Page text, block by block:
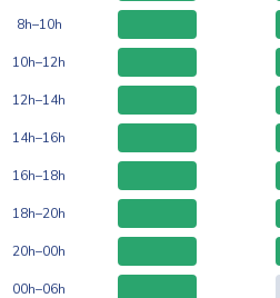
8h–10h
10h–12h
12h–14h
14h–16h
16h–18h
18h–20h
20h–00h
00h–06h